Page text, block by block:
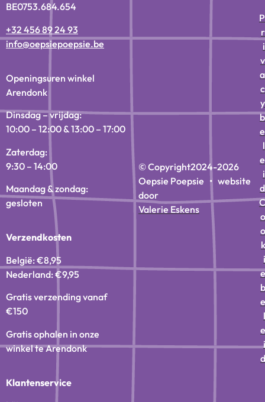
BE0753.684.654
+32 456 89 24 93
info@oepsiepoepsie.be
Openingsuren winkel
Arendonk
Dinsdag – vrijdag:
10:00 – 12:00 & 13:00 – 17:00
Zaterdag:
9:30 – 14:00
Maandag & zondag:
gesloten
Verzendkosten
België: €8,95
Nederland: €9,95
Gratis verzending vanaf
€150
Gratis ophalen in onze
winkel te Arendonk
Klantenservice
© Copyright2024-2026
Oepsie Poepsie • website
door
Valerie Eskens
P
r
i
v
a
c
y
b
e
l
e
i
d
C
o
o
k
i
e
b
e
l
e
i
d